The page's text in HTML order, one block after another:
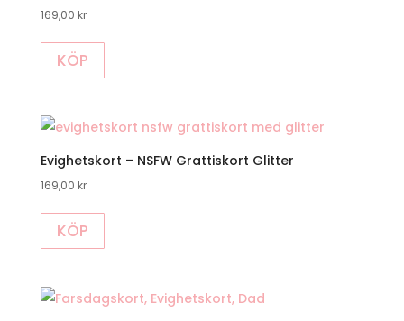
169,00 kr
KÖP
Evighetskort – NSFW Grattiskort Glitter
169,00 kr
KÖP